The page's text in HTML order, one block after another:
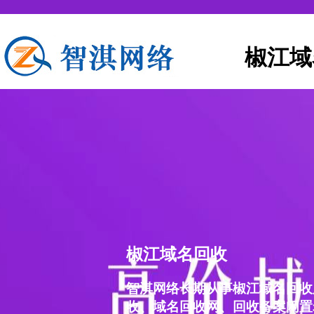
椒江
椒江域名回收
智淇网络长期从事椒江域名回
收、域名回收网、回收备案闲